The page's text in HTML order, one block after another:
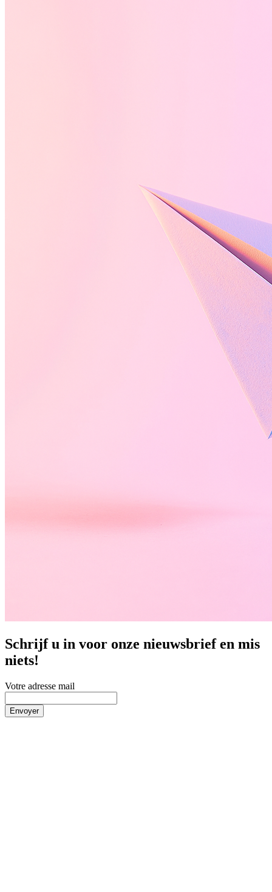
Schrijf u in voor onze nieuwsbrief en mis
niets!
Votre adresse mail